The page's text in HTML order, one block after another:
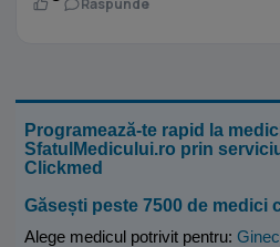
Raspunde
Programează-te rapid la
SfatulMedicului.ro prin
Clickmed
Găsești peste 7500 de medici
Alege medicul potrivit pentru: